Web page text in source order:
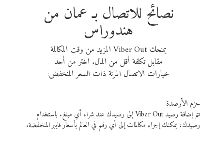
نصائح للاتصال بـ عمان من
هندوراس
يمنحك Viber Out المزيد من وقت المكالمة
مقابل تكلفة أقل من المال. اختر من أحد
خيارات الاتصال المرنة ذات السعر المنخفض:
حزم الأرصدة
تتم إضافة رصيد Viber Out إلى رصيدك عند شراء أي مبلغ. باستخدام
رصيدك، يمكنك إجراء مكالمات إلى أي رقم في العالم بأسعار فايبر المنخفضة.